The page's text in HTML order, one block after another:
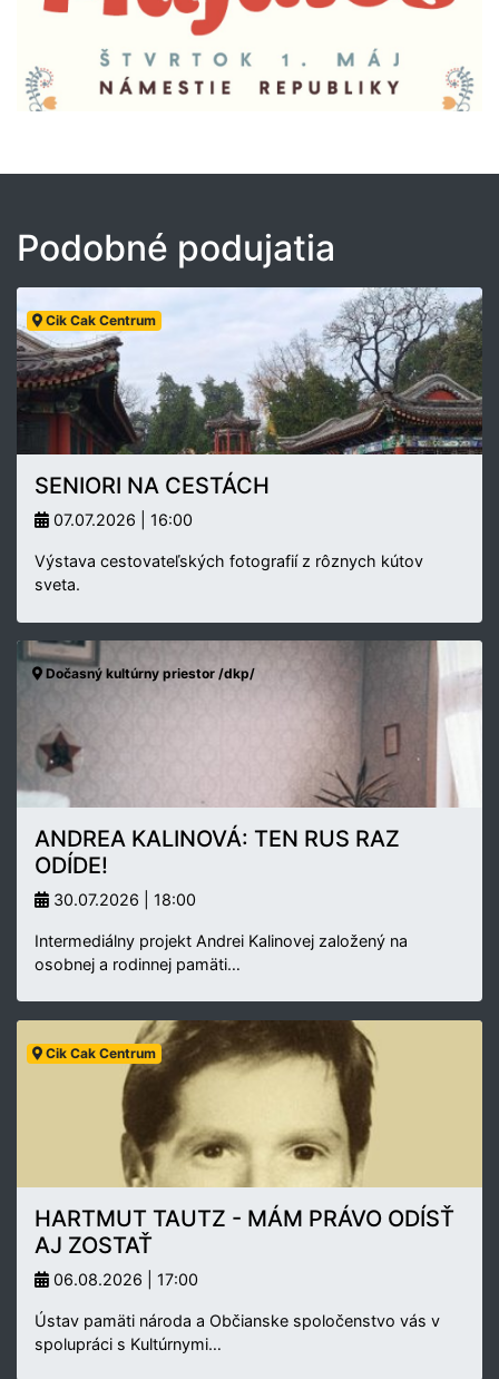
Podobné podujatia
Cik Cak Centrum
SENIORI NA CESTÁCH
07.07.2026 | 16:00
Výstava cestovateľských fotografií z rôznych kútov
sveta.
Dočasný kultúrny priestor /dkp/
ANDREA KALINOVÁ: TEN RUS RAZ
ODÍDE!
30.07.2026 | 18:00
Intermediálny projekt Andrei Kalinovej založený na
osobnej a rodinnej pamäti…
Cik Cak Centrum
HARTMUT TAUTZ - MÁM PRÁVO ODÍSŤ
AJ ZOSTAŤ
06.08.2026 | 17:00
Ústav pamäti národa a Občianske spoločenstvo vás v
spolupráci s Kultúrnymi…